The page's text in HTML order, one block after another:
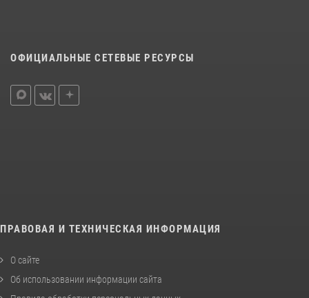
ОФИЦИАЛЬНЫЕ СЕТЕВЫЕ РЕСУРСЫ
ПРАВОВАЯ И ТЕХНИЧЕСКАЯ ИНФОРМАЦИЯ
О сайте
Об использовании информации сайта